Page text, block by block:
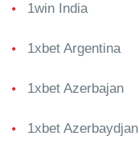
1win India
1xbet Argentina
1xbet Azerbajan
1xbet Azerbaydjan